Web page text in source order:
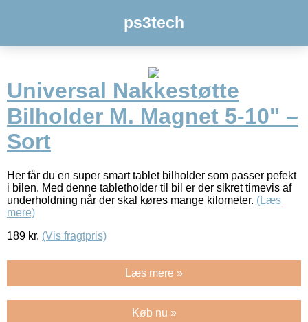
ps3tech
Universal Nakkestøtte
Bilholder M. Magnet 5-10" –
Sort
Her får du en super smart tablet bilholder som passer pefekt
i bilen. Med denne tabletholder til bil er der sikret timevis af
underholdning når der skal køres mange kilometer. (Læs
mere)
189 kr. (Vis fragtpris)
Læs mere »
Køb nu »